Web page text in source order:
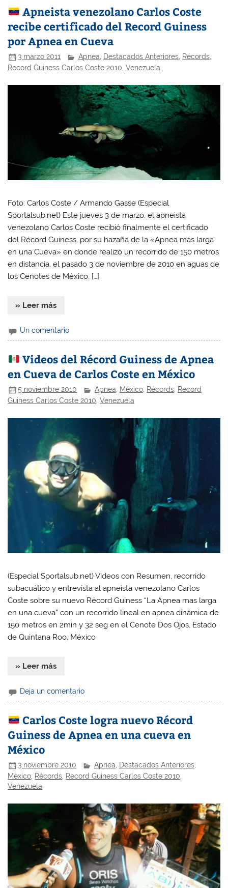
Apneista venezolano Carlos Coste
recibe certificado del Record Guiness
por Apnea en Cueva
3 marzo 2011 Apnea, Destacados Anteriores, Récords,
Record Guiness Carlos Coste 2010 ,Venezuela
Foto: Carlos Coste / Armando Gasse (Especial
Sportalsub.net) Este jueves 3 de marzo, el apneista
venezolano Carlos Coste recibió finalmente el certificado
del Récord Guiness, por su hazaña de la «Apnea más larga
en una Cueva» en donde realizó un recorrido de 150 metros
en distancia, el pasado 3 de noviembre de 2010 en aguas de
los Cenotes de México, […]
» Leer más
Un comentario
Videos del Récord Guiness de Apnea
en Cueva de Carlos Coste en México
5 noviembre 2010 Apnea México Récords Record
Guiness Carlos Coste 2010 ,Venezuela
(Especial Sportalsub.net) Videos con Resumen, recorrido
subacuático y entrevista al apneista venezolano Carlos
Coste sobre su nuevo Récord Guiness “La Apnea mas larga
en una cueva” con un recorrido lineal en apnea dinámica de
150 metros en 2min y 32 seg en el Cenote Dos Ojos, Estado
de Quintana Roo, México
» Leer más
Deja un comentario
Carlos Coste logra nuevo Récord
Guiness de Apnea en una cueva en
México
3 noviembre 2010 Apnea Destacados Anteriores
México Récords Record Guiness Carlos Coste 2010
Venezuela